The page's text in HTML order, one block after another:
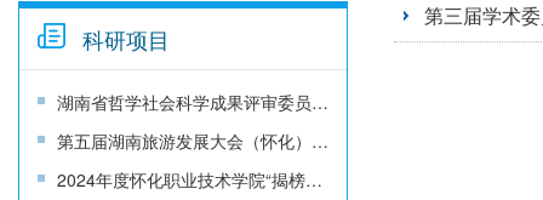
第三届学术
科研项目
湖南省哲学社会科学成果评审委员会湖南省文化和旅游厅关于文旅融合发展研究专项课题申报的通知
第五届湖南旅游发展大会（怀化）科技专项 项目申报
2024年度怀化职业技术学院“揭榜挂帅”项目立项通知